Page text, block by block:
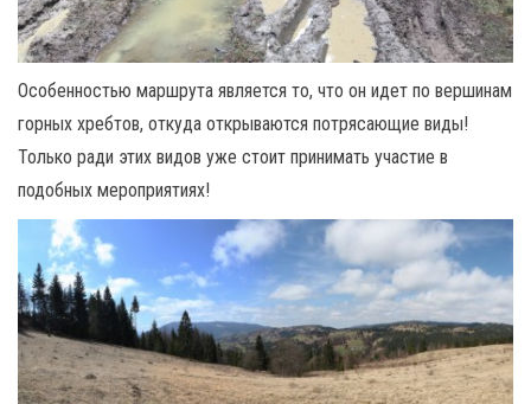
Особенностью маршрута является то, что он идет по вершинам
горных хребтов, откуда открываются потрясающие виды!
Только ради этих видов уже стоит принимать участие в
подобных мероприятиях!